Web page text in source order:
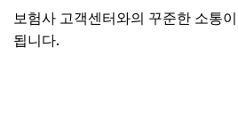
보험사 고객센터와의 꾸준한 소통
됩니다.